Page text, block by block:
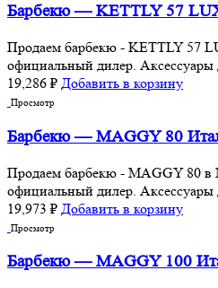
Барбекю — KETTLY 57
Продаем барбекю - KETTLY 57
официальный дилер. Аксессуары
19,286 ₽ Добавить в корзину
Просмотр
Барбекю — MAGGY 80
Продаем барбекю - MAGGY 80
официальный дилер. Аксессуары
19,973 ₽ Добавить в корзину
Просмотр
Барбекю — MAGGY 100